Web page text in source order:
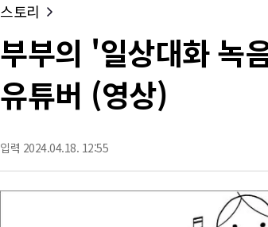
스토리
부부의 '일상대화 녹
유튜버 (영상)
입력 2024.04.18. 12:55